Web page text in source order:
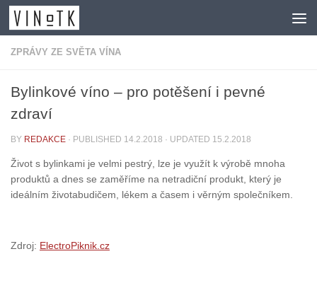
Skip to content
ZPRÁVY ZE SVĚTA VÍNA
Bylinkové víno – pro potěšení i pevné
zdraví
BY REDAKCE · PUBLISHED 14.2.2018 · UPDATED 15.2.2018
Život s bylinkami je velmi pestrý, lze je využít k výrobě mnoha
produktů a dnes se zaměříme na netradiční produkt, který je
ideálním životabudičem, lékem a časem i věrným společníkem.
Zdroj: ElectroPiknik.cz